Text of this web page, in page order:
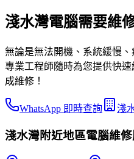
淺水灣電腦需要維
無論是無法開機、系統緩慢
專業工程師隨時為您提供快
成維修！
WhatsApp 即時查詢 淺
淺水灣附近地區電腦維修